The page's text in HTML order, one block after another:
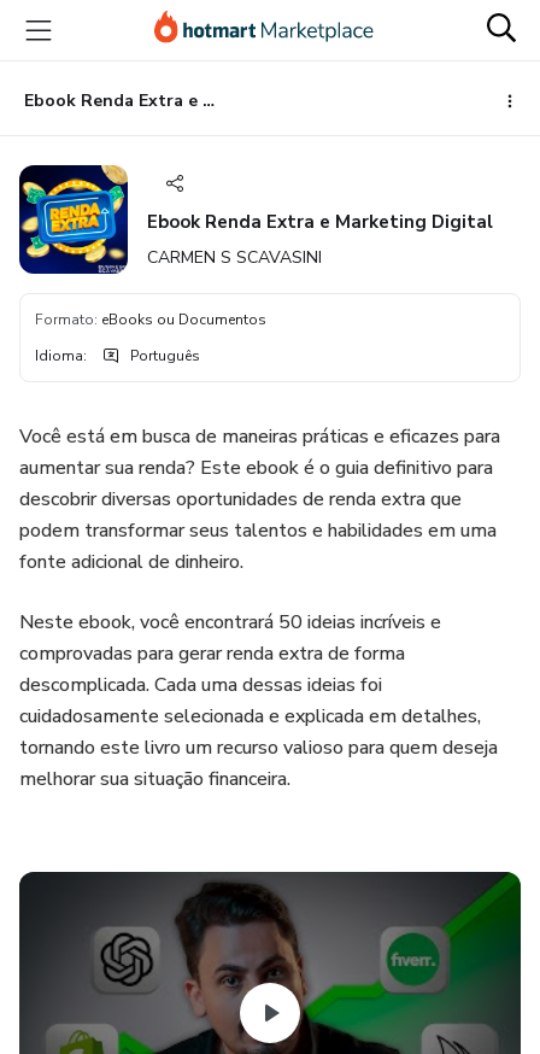
para
conteúdo
principal
para
pagamento
para
rodapé
Ebook Renda Extra e Marketing Digital
Ebook Renda Extra e Marketing Digital
CARMEN S SCAVASINI
Formato: eBooks ou Documentos
Idioma: Português
Você está em busca de maneiras práticas e eficazes para
aumentar sua renda? Este ebook é o guia definitivo para
descobrir diversas oportunidades de renda extra que
podem transformar seus talentos e habilidades em uma
fonte adicional de dinheiro.
Neste ebook, você encontrará 50 ideias incríveis e
comprovadas para gerar renda extra de forma
descomplicada. Cada uma dessas ideias foi
cuidadosamente selecionada e explicada em detalhes,
tornando este livro um recurso valioso para quem deseja
melhorar sua situação financeira.